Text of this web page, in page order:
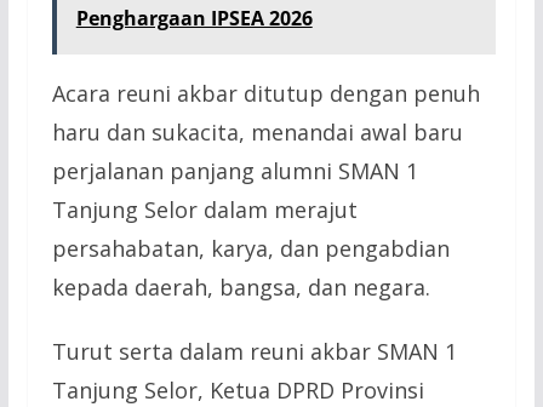
Penghargaan IPSEA 2026
Acara reuni akbar ditutup dengan penuh
haru dan sukacita, menandai awal baru
perjalanan panjang alumni SMAN 1
Tanjung Selor dalam merajut
persahabatan, karya, dan pengabdian
kepada daerah, bangsa, dan negara.
Turut serta dalam reuni akbar SMAN 1
Tanjung Selor, Ketua DPRD Provinsi